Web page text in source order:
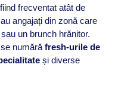
frecventat atât de
angajați din zonă care
un brunch hrănitor.
numără fresh-urile de
și diverse